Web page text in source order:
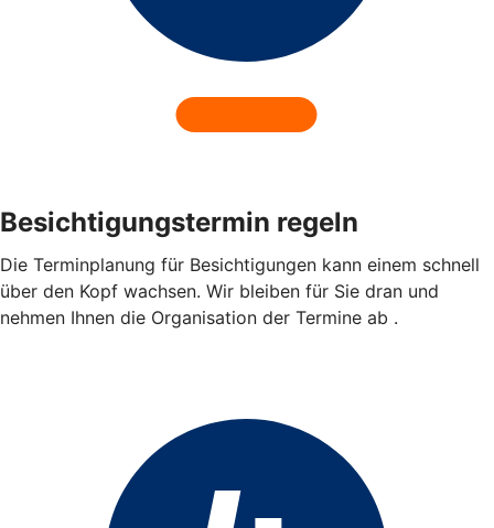
Besichtigungstermin regeln
Die Terminplanung für Besichtigungen kann einem schnell
über den Kopf wachsen. Wir bleiben für Sie dran und
nehmen Ihnen die Organisation der Termine ab .